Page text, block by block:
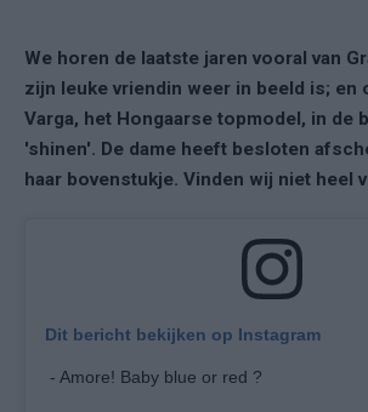
We horen de laatste jaren vooral van
zijn leuke vriendin weer in beeld is; en
Varga, het Hongaarse topmodel, in de
'shinen'. De dame heeft besloten
haar bovenstukje. Vinden wij niet heel
Dit bericht bekijken op Instagram
- Amore! Baby blue or red ?